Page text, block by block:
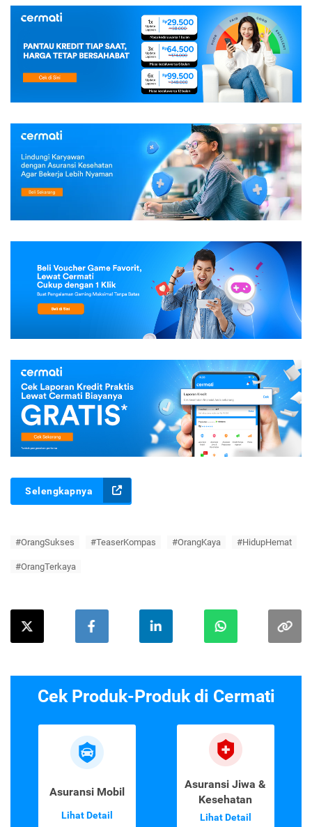
Selengkapnya
#OrangSukses #TeaserKompas #OrangKaya #HidupHemat
#OrangTerkaya
Cek Produk-Produk di Cermati
Asuransi Mobil
Lihat Detail
Asuransi Jiwa &
Kesehatan
Lihat Detail